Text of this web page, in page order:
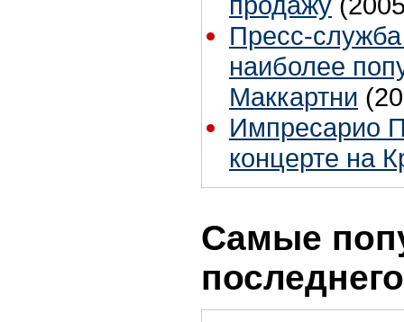
Пресс-
наиболее
Маккартни
Импресарио
концерте на
Самые